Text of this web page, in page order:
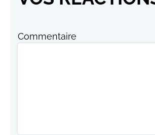
Commentaire